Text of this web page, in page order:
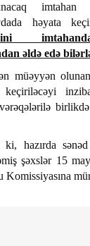
imtahan
həyata
əldə edə
müəyyən
keçiriləcəyi
hazırda
şəxslər 15